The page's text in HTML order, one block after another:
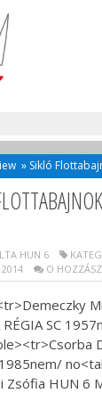
» Sikló
HUN 6
2014
O
RÉGIA SC
1985nem/
Zsófia HUN 6